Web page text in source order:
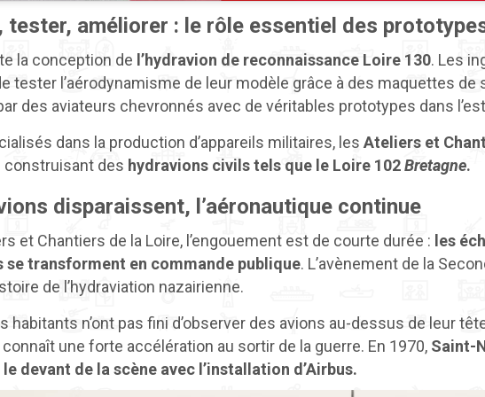
tester, améliorer : le rôle essentiel des
la conception de l’hydravion de reconnaissance Loire 130. Les
tester l’aérodynamisme de leur modèle grâce à des maquettes de
des aviateurs chevronnés avec de véritables prototypes dans
dans la production d’appareils militaires, les Ateliers et
construisant des hydravions civils tels que le Loire 102Bretagne.
disparaissent, l’aéronautique continue
et Chantiers de la Loire, l’engouement est de courte durée : les
se transforment en commande publique. L’avènement de la
de l’hydraviation nazairienne.
habitants n’ont pas fini d’observer des avions au-dessus de leur
connaît une forte accélération au sortir de la guerre. En 1970, Saint-
devant de la scène avec l’installation d’Airbus.